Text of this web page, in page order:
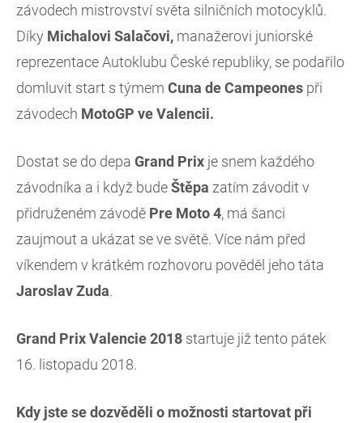
závodech mistrovství světa silničních motocyklů.
Díky Michalovi Salačovi, manažerovi juniorské
reprezentace Autoklubu České republiky, se podařilo
domluvit start s týmem Cuna de Campeones při
závodech MotoGP ve Valencii.
Dostat se do depa Grand Prix je snem každého
závodníka a i když budeŠtěpa zatím závodit v
přidruženém závodě Pre Moto 4, má šanci
zaujmout a ukázat se ve světě. Více nám před
víkendem v krátkém rozhovoru pověděl jeho táta
Jaroslav Zuda.
Grand Prix Valencie 2018 startuje již tento pátek
16. listopadu 2018.
Kdy jste se dozvěděli o možnosti startovat při